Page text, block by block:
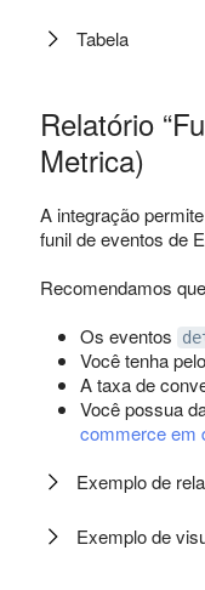
Tabela
Relatório
Metrica)
A integração
funil de eventos de
Recomendamos
Os eventos
Você tenha
A taxa de
Você possua
commerce em
Exemplo de
Exemplo de